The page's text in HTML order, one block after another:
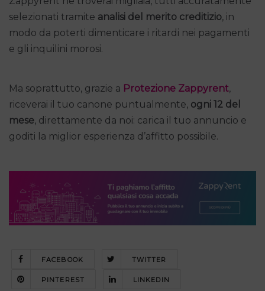
selezionati tramite analisi del merito creditizio, in
modo da poterti dimenticare i ritardi nei pagamenti
e gli inquilini morosi.
Ma soprattutto, grazie a Protezione Zappyrent,
riceverai il tuo canone puntualmente, ogni 12 del
mese, direttamente da noi: carica il tuo annuncio e
goditi la miglior esperienza d’affitto possibile.
FACEBOOK TWITTER
PINTEREST LINKEDIN